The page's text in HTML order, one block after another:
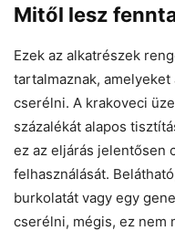
Mitől lesz
Ezek az alkatrészek
tartalmaznak,
cserélni. A krakoveci
százalékát alapos
ez az eljárás jelentősen
felhasználását.
burkolatát vagy egy
cserélni, mégis, ez nem